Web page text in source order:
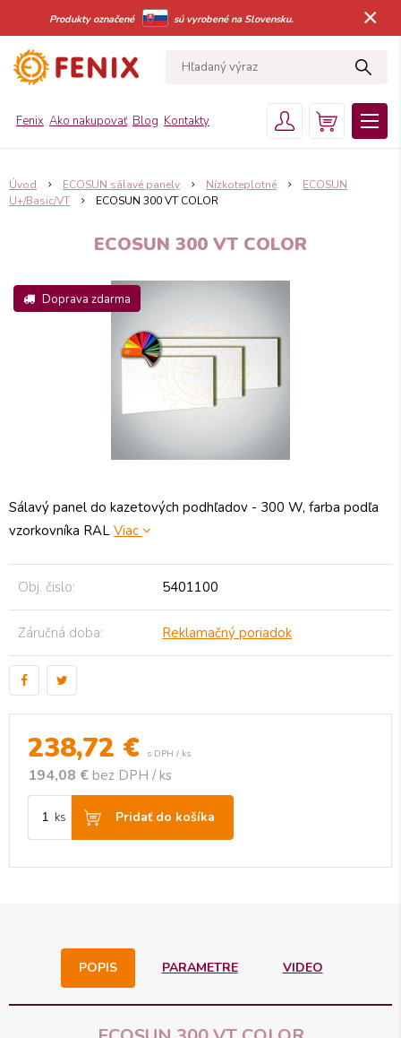
Produkty označené sú vyrobené na Slovensku. ×
Fenix Ako nakupovať Blog Kontakty
Úvod ECOSUN sálavé panely Nízkoteplotné
ECOSUN
U+/Basic/VT
ECOSUN 300 VT COLOR
ECOSUN 300 VT COLOR
Doprava zdarma
238,72 € s DPH / ks
194,08 € bez DPH / ks
ks Pridať do košíka
Sálavý panel do kazetových podhľadov - 300 W, farba podľa
vzorkovníka RAL Viac
Obj. čislo: 5401100
Záručná doba: Reklamačný poriadok
POPIS PARAMETRE VIDEO